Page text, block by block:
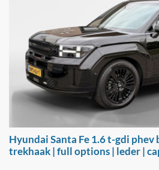
Hyundai Santa Fe 1.6 t-gdi phev
trekhaak | full options | leder |